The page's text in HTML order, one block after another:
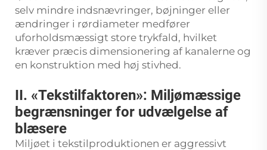
selv mindre indsnævringer, bøjninger eller
ændringer i rørdiameter medfører
uforholdsmæssigt store trykfald, hvilket
kræver præcis dimensionering af kanalerne og
en konstruktion med høj stivhed.
II. «Tekstilfaktoren»: Miljømæssige
begrænsninger for udvælgelse af
blæsere
Miljøet i tekstilproduktionen er aggressivt